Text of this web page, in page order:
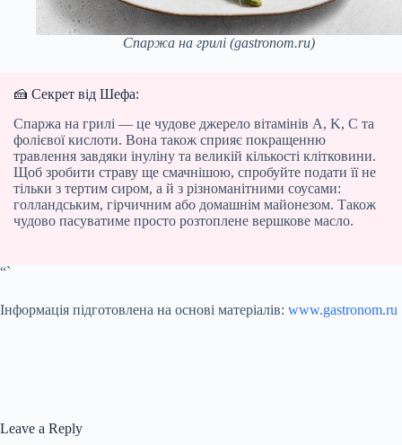
Спаржа на грилі (gastronom.ru)
🍰 Секрет від Шефа:
Спаржа на грилі — це чудове джерело вітамінів A, K, C та
фолієвої кислоти. Вона також сприяє покращенню
травлення завдяки інуліну та великій кількості клітковини.
Щоб зробити страву ще смачнішою, спробуйте подати її не
тільки з тертим сиром, а й з різноманітними соусами:
голландським, гірчичним або домашнім майонезом. Також
чудово пасуватиме просто розтоплене вершкове масло.
“`
Інформація підготовлена на основі матеріалів: www.gastronom.ru
Leave a Reply